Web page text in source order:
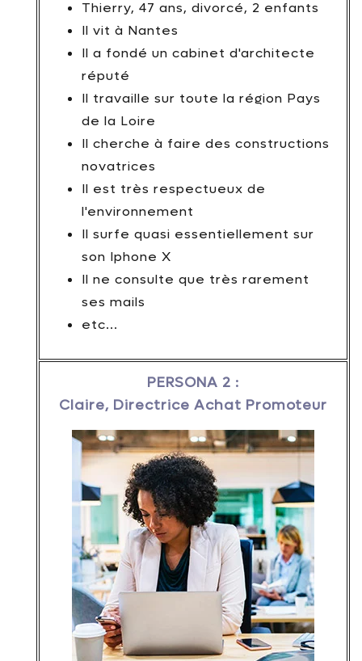
Thierry, 47 ans, divorcé, 2 enfants
Il vit à Nantes
Il a fondé un cabinet d'architecte
réputé
Il travaille sur toute la région Pays
de la Loire
Il cherche à faire des constructions
novatrices
Il est très respectueux de
l'environnement
Il surfe quasi essentiellement sur
son Iphone X
Il ne consulte que très rarement
ses mails
etc...
PERSONA 2 :
Claire, Directrice Achat Promoteur